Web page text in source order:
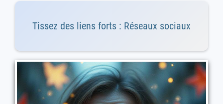
Tissez des liens forts : Réseaux sociaux